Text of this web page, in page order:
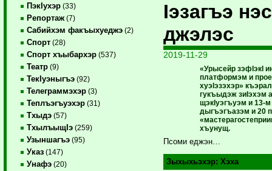
ПэкIухэр (33)
Репортаж (7)
Сабийхэм факъыхуеджэ (2)
Спорт (28)
Спорт хъыбархэр (537)
Театр (9)
ТекIуэныгъэ (92)
Телеграммэхэр (3)
Теплъэгъуэхэр (31)
Тхыдэ (57)
ТхылъыщIэ (259)
Узыншагъэ (95)
Указ (147)
Унафэ (20)
Iэзагъэ
джэлэс
2019-11-29
«Урысейр зэфIэкI
платформэм и
хуэIэзэхэр»
гукъыдэж зиIэхэм
щэкIуэгъуэм и 13-
дыгъэгъазэм и 20
хъунущ.
Псоми еджэн…
Зыхыхьэхэр: Хэха